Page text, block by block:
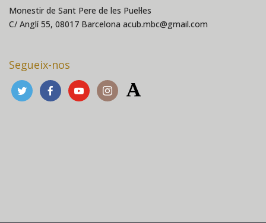
Monestir de Sant Pere de les Puel·les
C/ Anglí 55, 08017 Barcelona acub.mbc@gmail.com
Segueix-nos